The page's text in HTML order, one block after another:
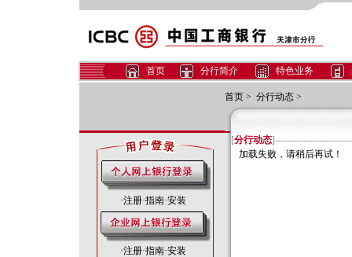
首页 分行简介 特色业务
首页 > 分行动态 >
·注册·指南·安装
·注册·指南·安装
[分行动态
加载失败，请稍后再试！